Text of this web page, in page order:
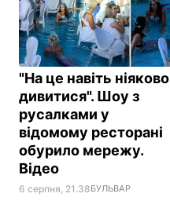
"На це навіть ніяково
дивитися". Шоу з
русалками у
відомому ресторані
обурило мережу.
Відео
6 серпня, 21.38БУЛЬВАР